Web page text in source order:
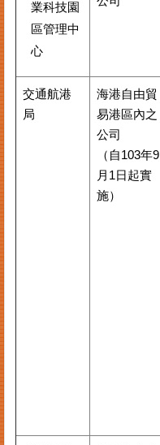
業科技園
區管理中
心
交通航港
局
海港自由貿
易港區內之
公司
（自103年9
月1日起實
施）